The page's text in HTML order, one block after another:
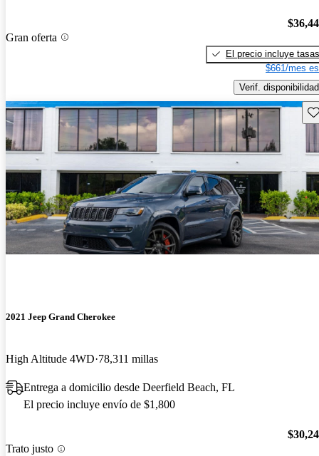
Gran oferta
El precio incluye tasas
$661/mes
Verif. disponibilidad
2021 Jeep Grand Cherokee
High Altitude 4WD 78,311 millas
Entrega a domicilio desde Deerfield Beach, FL
El precio incluye envío de $1,800
Trato justo